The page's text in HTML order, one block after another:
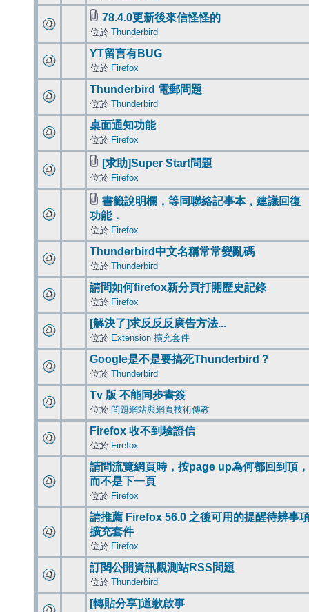
78.4.0更新後來信怪怪的
位於 Thunderbird
YT留言有BUG
位於 Firefox
Thunderbird 電郵問題
位於 Thunderbird
桌面通知功能
位於 Firefox
[求助]Super Start問題
位於 Firefox
書籤說明欄，等同聯絡記事本，建議回復
功能．
位於 Firefox
Thunderbird中文名稱常常變亂碼
位於 Thunderbird
請問如何firefox新分頁打開歷史記錄
位於 Firefox
[解決了]求反反反廣告方法...
位於 Extension 擴充套件
Google是不是要搞死Thunderbird？
位於 Thunderbird
Tv 版 不能同步書簽
位於 問題網站與網頁技術傳教
Firefox 收不到驗證信
位於 Firefox
請問流覽網頁時，按page up為何都回到頂，
而不是下一頁
位於 Firefox
請推薦 Firefox 56.0 之後可用的提醒待辨事
擴充套件
位於 Firefox
訂閱公開資訊觀測站RSS問題
位於 Thunderbird
[轉貼分享]道歉啟事